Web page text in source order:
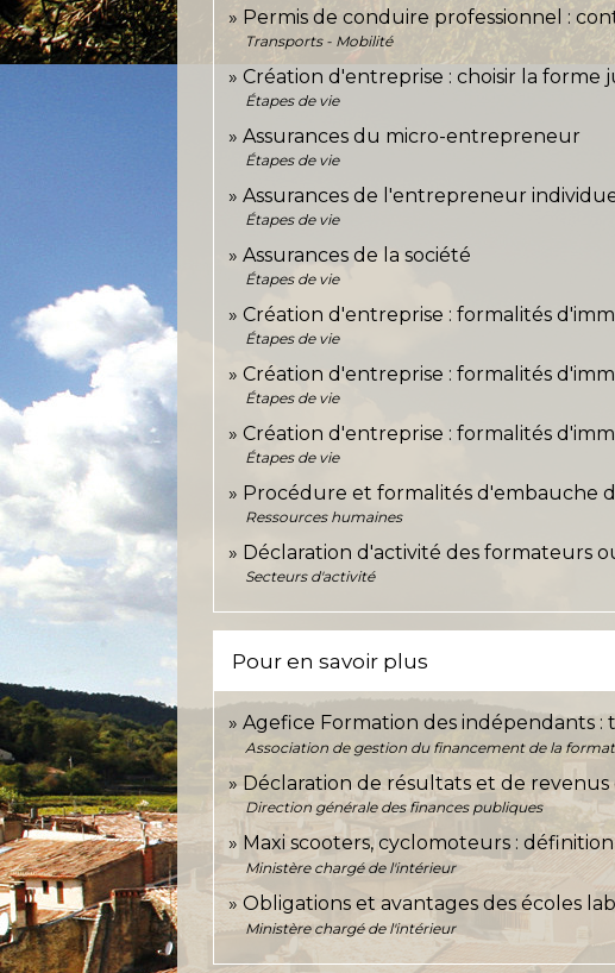
Permis de conduire professionnel :
Transports - Mobilité
Création d'entreprise : choisir la
Étapes de vie
Assurances du micro-entrepreneur
Étapes de vie
Assurances de l'entrepreneur
Étapes de vie
Assurances de la société
Étapes de vie
Création d'entreprise : formalités
Étapes de vie
Création d'entreprise : formalités
Étapes de vie
Création d'entreprise : formalités
Étapes de vie
Procédure et formalités d'embauche
Ressources humaines
Déclaration d'activité des formateurs
Secteurs d'activité
Pour en savoir plus
Agefice Formation des indépendants
Association de gestion du financement de la
Déclaration de résultats et de
Direction générale des finances publiques
Maxi scooters, cyclomoteurs : définition
Ministère chargé de l'intérieur
Obligations et avantages des écoles
Ministère chargé de l'intérieur